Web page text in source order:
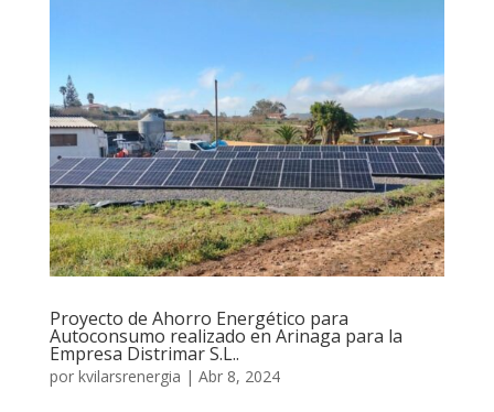
Proyecto de Ahorro Energético para
Autoconsumo realizado en Arinaga para la
Empresa Distrimar S.L..
por kvilarsrenergia | Abr 8, 2024